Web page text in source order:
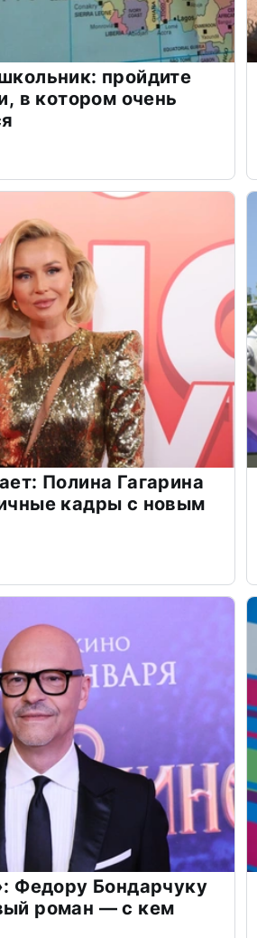
пройдите
в котором очень
Полина Гагарина
кадры с новым
Федору Бондарчуку
роман — с кем